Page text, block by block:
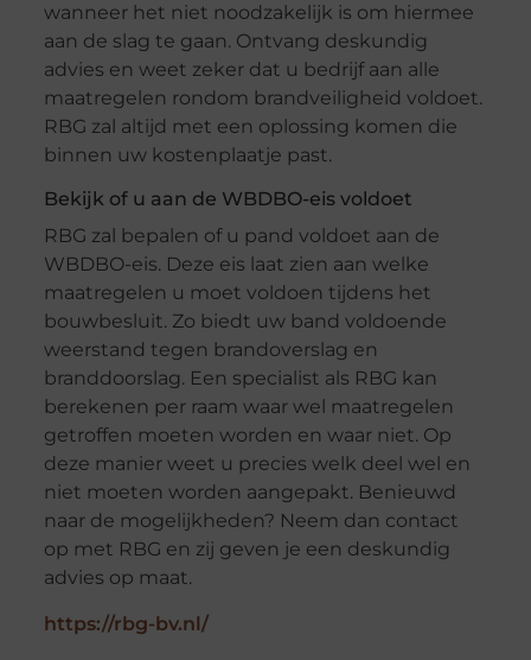
wanneer het niet noodzakelijk is om hiermee
aan de slag te gaan. Ontvang deskundig
advies en weet zeker dat u bedrijf aan alle
maatregelen rondom brandveiligheid voldoet.
RBG zal altijd met een oplossing komen die
binnen uw kostenplaatje past.
Bekijk of u aan de WBDBO-eis voldoet
RBG zal bepalen of u pand voldoet aan de
WBDBO-eis. Deze eis laat zien aan welke
maatregelen u moet voldoen tijdens het
bouwbesluit. Zo biedt uw band voldoende
weerstand tegen brandoverslag en
branddoorslag. Een specialist als RBG kan
berekenen per raam waar wel maatregelen
getroffen moeten worden en waar niet. Op
deze manier weet u precies welk deel wel en
niet moeten worden aangepakt. Benieuwd
naar de mogelijkheden? Neem dan contact
op met RBG en zij geven je een deskundig
advies op maat.
https://rbg-bv.nl/